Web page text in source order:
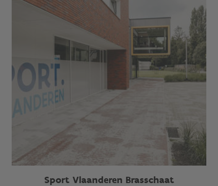
Sport Vlaanderen Brasschaat